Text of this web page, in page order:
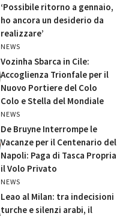
‘Possibile ritorno a gennaio,
ho ancora un desiderio da
realizzare’
NEWS
Vozinha Sbarca in Cile:
Accoglienza Trionfale per il
Nuovo Portiere del Colo
Colo e Stella del Mondiale
NEWS
De Bruyne Interrompe le
Vacanze per il Centenario del
Napoli: Paga di Tasca Propria
il Volo Privato
NEWS
Leao al Milan: tra indecisioni
turche e silenzi arabi, il